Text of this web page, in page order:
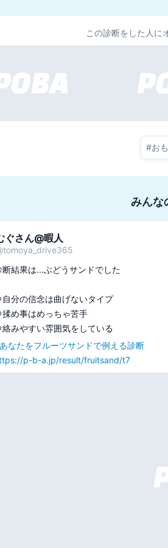
この診断をした人に
#お
みんな
✨@相互フォローOK
果は...ジンジャエールでした
心に溢れてる
モアを忘れない
🥤好奇心旺盛な自由人
たをソーダで例えるなら診断
p-b-a.jp/result/soda/t5